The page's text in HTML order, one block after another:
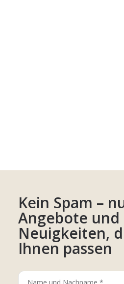
Kein Spam –
Angebote und
Neuigkeiten,
Ihnen passen